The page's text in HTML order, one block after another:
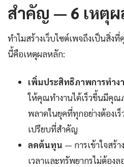
สำคัญ — 6 เหตุ
ทำไมสร้างเว็บไซต์เพจถึงเป็นสิ่ง
นี้คือเหตุผลหลัก:
เพิ่มประสิทธิภาพการทำง
ให้คุณทำงานได้เร็วขึ้นมีคุ
พลาดในยุคที่ทุกอย่างต้องเ
เปรียบที่สำคัญ
ลดต้นทุน — การเข้าใจสร้
เวลาและทรัพยากรไม่ต้อง